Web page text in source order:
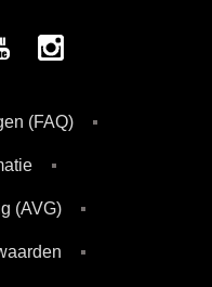
(FAQ)
(AVG)